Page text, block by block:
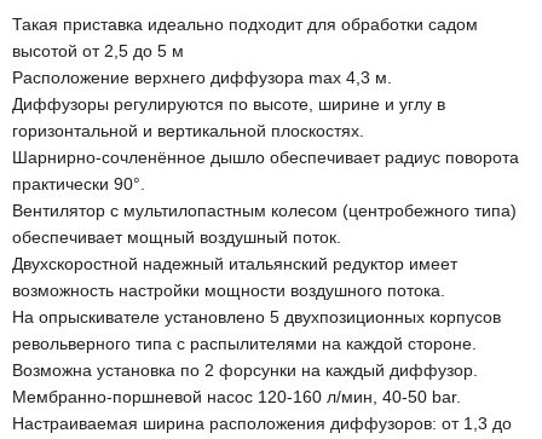
Такая приставка идеально подходит для обработки садом
высотой от 2,5 до 5 м
Расположение верхнего диффузора max 4,3 м.
Диффузоры регулируются по высоте, ширине и углу в
горизонтальной и вертикальной плоскостях.
Шарнирно-сочленённое дышло обеспечивает радиус поворота
практически 90°.
Вентилятор с мультилопастным колесом (центробежного типа)
обеспечивает мощный воздушный поток.
Двухскоростной надежный итальянский редуктор имеет
возможность настройки мощности воздушного потока.
На опрыскивателе установлено 5 двухпозиционных корпусов
револьверного типа с распылителями на каждой стороне.
Возможна установка по 2 форсунки на каждый диффузор.
Мембранно-поршневой насос 120-160 л/мин, 40-50 bar.
Настраиваемая ширина расположения диффузоров: от 1,3 до